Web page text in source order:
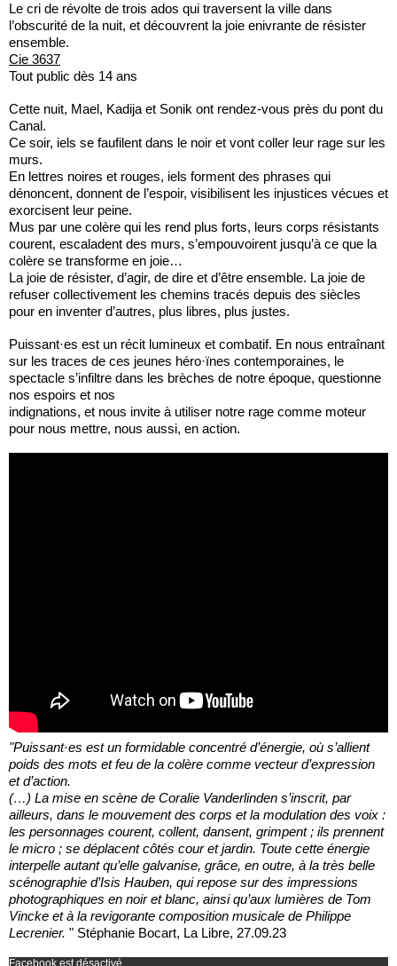
Le cri de révolte de trois ados qui traversent la ville dans
l’obscurité de la nuit, et découvrent la joie enivrante de résister
ensemble.
Cie 3637
Tout public dès 14 ans
Cette nuit, Mael, Kadija et Sonik ont rendez-vous près du pont du
Canal.
Ce soir, iels se faufilent dans le noir et vont coller leur rage sur les
murs.
En lettres noires et rouges, iels forment des phrases qui
dénoncent, donnent de l’espoir, visibilisent les injustices vécues et
exorcisent leur peine.
Mus par une colère qui les rend plus forts, leurs corps résistants
courent, escaladent des murs, s’empouvoirent jusqu’à ce que la
colère se transforme en joie…
La joie de résister, d’agir, de dire et d’être ensemble. La joie de
refuser collectivement les chemins tracés depuis des siècles
pour en inventer d’autres, plus libres, plus justes.
Puissant·es est un récit lumineux et combatif. En nous entraînant
sur les traces de ces jeunes héro·ïnes contemporaines, le
spectacle s’infiltre dans les brèches de notre époque, questionne
nos espoirs et nos
indignations, et nous invite à utiliser notre rage comme moteur
pour nous mettre, nous aussi, en action.
"Puissant·es est un formidable concentré d’énergie, où s’allient
poids des mots et feu de la colère comme vecteur d’expression
et d’action.
(…) La mise en scène de Coralie Vanderlinden s’inscrit, par
ailleurs, dans le mouvement des corps et la modulation des voix :
les personnages courent, collent, dansent, grimpent ; ils prennent
le micro ; se déplacent côtés cour et jardin. Toute cette énergie
interpelle autant qu’elle galvanise, grâce, en outre, à la très belle
scénographie d’Isis Hauben, qui repose sur des impressions
photographiques en noir et blanc, ainsi qu’aux lumières de Tom
Vincke et à la revigorante composition musicale de Philippe
Lecrenier. " Stéphanie Bocart, La Libre, 27.09.23
Facebook est désactivé.